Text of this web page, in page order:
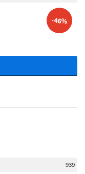
-46%
939